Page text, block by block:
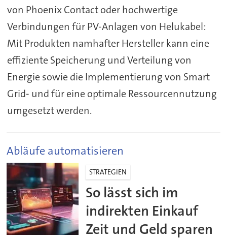
von Phoenix Contact oder hochwertige
Verbindungen für PV-Anlagen von Helukabel:
Mit Produkten namhafter Hersteller kann eine
effiziente Speicherung und Verteilung von
Energie sowie die Implementierung von Smart
Grid- und für eine optimale Ressourcennutzung
umgesetzt werden.
Abläufe automatisieren
STRATEGIEN
So lässt sich im
indirekten Einkauf
Zeit und Geld sparen